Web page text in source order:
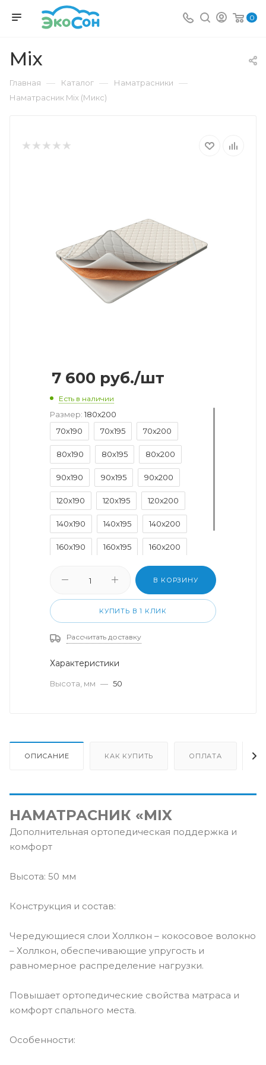
0
Mix
Главная — Каталог — Наматрасники —
Наматрасник Mix (Микс)
7 600 руб./шт
Есть в наличии
Размер: 180x200
70x190
70x195 70x200
80x190 80x195 80x200
90x190 90x195 90x200
120x190 120x195 120x200
140x190 140x195 140x200
160x190 160x195 160x200
200x200
В КОРЗИНУ
КУПИТЬ В 1 КЛИК
Рассчитать доставку
Характеристики
Высота, мм — 50
ОПИСАНИЕ КАК КУПИТЬ ОПЛАТА
НАМАТРАСНИК «MIX
Дополнительная ортопедическая поддержка и
комфорт
Высота: 50 мм
Конструкция и состав:
Чередующиеся слои Холлкон – кокосовое волокно
– Холлкон, обеспечивающие упругость и
равномерное распределение нагрузки.
Повышает ортопедические свойства матраса и
комфорт спального места.
Особенности: